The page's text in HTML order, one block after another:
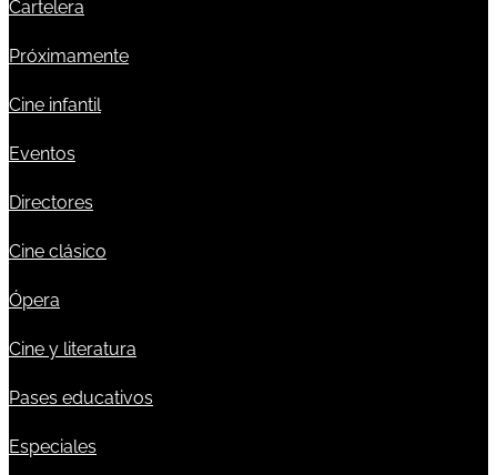
Cartelera
Próximamente
Cine infantil
Eventos
Directores
Cine clásico
Ópera
Cine y literatura
Pases educativos
Especiales